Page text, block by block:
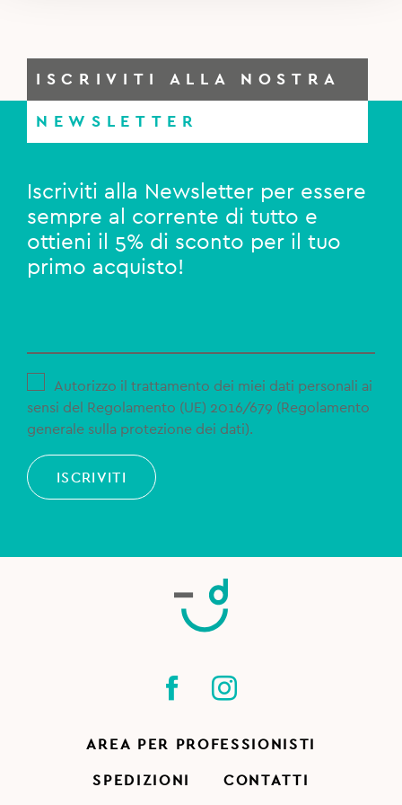
ISCRIVITI ALLA NOSTRA
NEWSLETTER
Iscriviti alla Newsletter per essere
sempre al corrente di tutto e
ottieni il 5% di sconto per il tuo
primo acquisto!
Autorizzo il trattamento dei miei dati personali ai
sensi del Regolamento (UE) 2016/679 (Regolamento
generale sulla protezione dei dati).
ISCRIVITI
AREA PER PROFESSIONISTI
SPEDIZIONI CONTATTI